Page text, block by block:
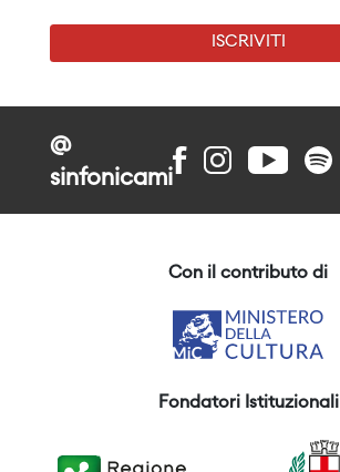
ISCRIVITI
@
sinfonicami
Con il contributo di
Fondatori Istituzionali